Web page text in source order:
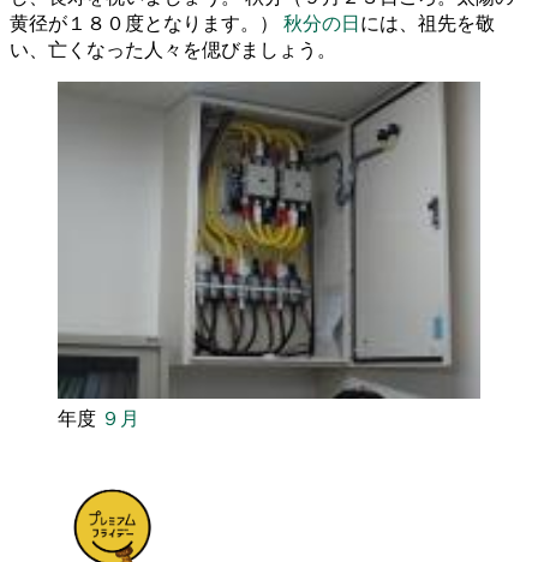
黄径が１８０度となります。） 秋分の日には、祖先を敬
い、亡くなった人々を偲びましょう。
年度 ９月